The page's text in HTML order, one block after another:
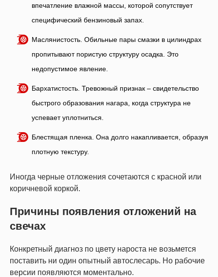
впечатление влажной массы, которой сопутствует
специфический бензиновый запах.
Маслянистость. Обильные пары смазки в цилиндрах
пропитывают пористую структуру осадка. Это
недопустимое явление.
Бархатистость. Тревожный признак – свидетельство
быстрого образования нагара, когда структура не
успевает уплотниться.
Блестящая пленка. Она долго накапливается, образуя
плотную текстуру.
Иногда черные отложения сочетаются с красной или
коричневой коркой.
Причины появления отложений на
свечах
Конкретный диагноз по цвету нароста не возьмется
поставить ни один опытный автослесарь. Но рабочие
версии появляются моментально.